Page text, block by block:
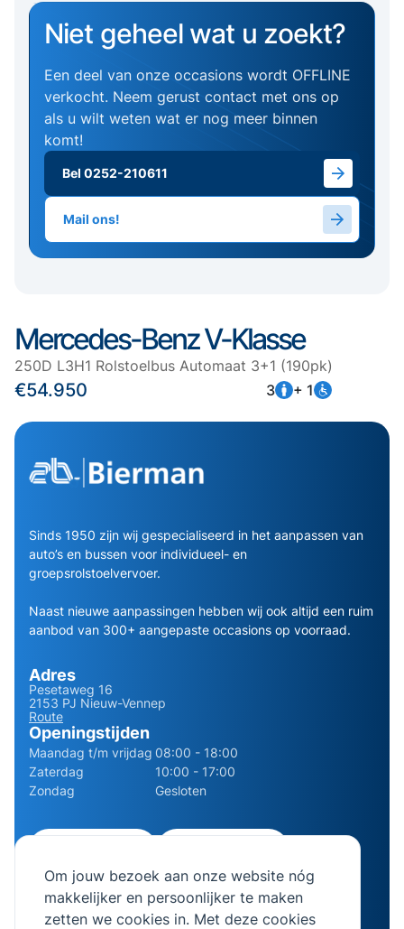
Om jouw bezoek aan onze website nóg
makkelijker en persoonlijker te maken
zetten we cookies in. Met deze cookies
Niet geheel wat u zoekt?
Een deel van onze occasions wordt OFFLINE
verkocht. Neem gerust contact met ons op
als u wilt weten wat er nog meer binnen
komt!
Bel 0252-210611
Mail ons!
Mercedes-Benz V-Klasse
250D L3H1 Rolstoelbus Automaat 3+1 (190pk)
€54.950 3 + 1
Sinds 1950 zijn wij gespecialiseerd in het aanpassen van
auto’s en bussen voor individueel- en
groepsrolstoelvervoer.
Naast nieuwe aanpassingen hebben wij ook altijd een ruim
aanbod van 300+ aangepaste occasions op voorraad.
Adres
Pesetaweg 16
2153 PJ Nieuw-Vennep
Route
Openingstijden
Maandag t/m vrijdag 08:00 - 18:00
Zaterdag
10:00 - 17:00
Zondag
Gesloten
info@bierman.eu